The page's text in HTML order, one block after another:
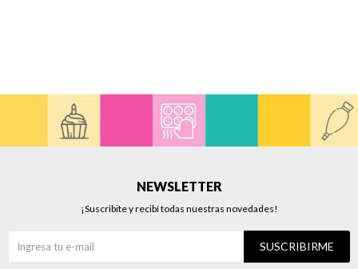
NEWSLETTER
¡Suscribite y recibí todas nuestras novedades!
SUSCRIBIRME